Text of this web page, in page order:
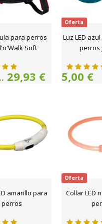
para perros
Soft
29,93 €
Oferta
Luz LED
perros
5,00 €
amarillo para
perros
Oferta
Collar LED